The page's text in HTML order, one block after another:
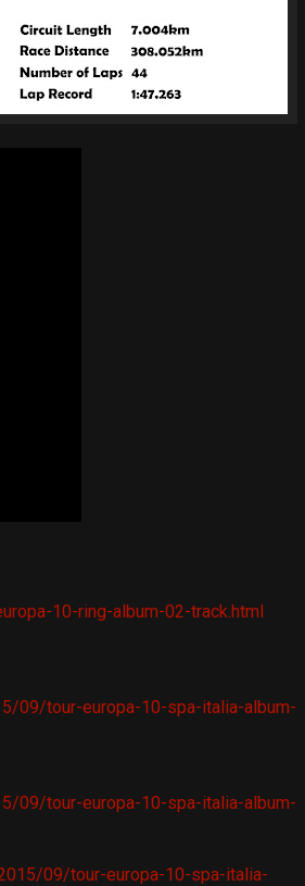
10-ring-album-02-track.html
09/tour-europa-10-spa-italia-album-
09/tour-europa-10-spa-italia-album-
09/tour-europa-10-spa-italia-